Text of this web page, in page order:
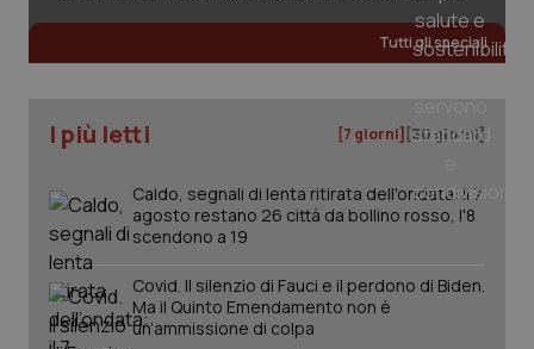
Tutti gli speciali
I più letti [7 giorni] [30 giorni]
Caldo, segnali di lenta ritirata dell'ondata: il 7
agosto restano 26 città da bollino rosso, l'8
scendono a 19
Covid. Il silenzio di Fauci e il perdono di Biden.
Ma il Quinto Emendamento non è
un’ammissione di colpa
tracking-sites-ironfish-
www.quotidianosanita.it
_ga
Google LLC
.quotidianosanita.it